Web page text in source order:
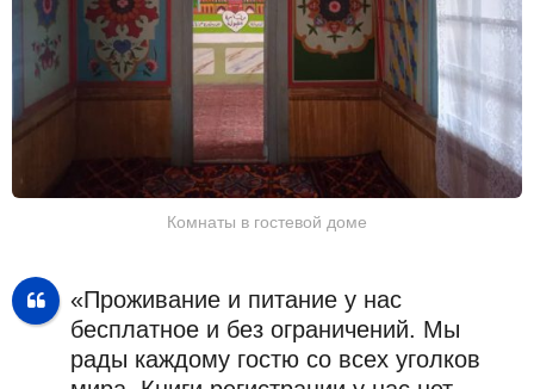
Комнаты в гостевой доме
«Проживание и питание у нас
бесплатное и без ограничений. Мы
рады каждому гостю со всех уголков